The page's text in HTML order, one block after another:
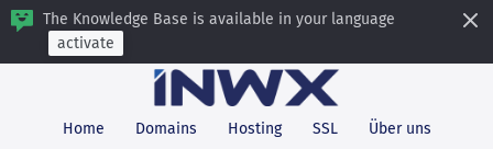
The Knowledge Base is available in your language
activate
Home Domains Hosting SSL Über uns